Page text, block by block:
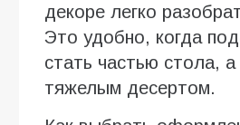
декоре легко
Это удобно, когда
стать частью стола,
тяжелым десертом.